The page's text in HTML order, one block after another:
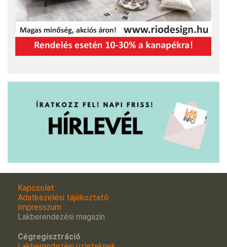
Kapcsolat
Adatkezelési tájékoztató
Impresszum
Lakberendezési magazin
Cégregisztráció